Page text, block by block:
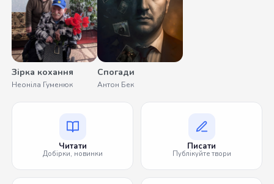
Зірка кохання
Неоніла Гуменюк
Спогади
Антон Бек
Читати
Добірки, новинки
Писати
Публікуйте твори